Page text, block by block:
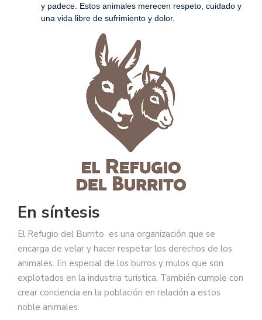
y padece. Estos animales merecen respeto, cuidado y
una vida libre de sufrimiento y dolor.
En síntesis
El Refugio del Burrito es una organización que se
encarga de velar y hacer respetar los derechos de los
animales. En especial de los burros y mulos que son
explotados en la industria turística. También cumple con
crear conciencia en la población en relación a estos
noble animales.